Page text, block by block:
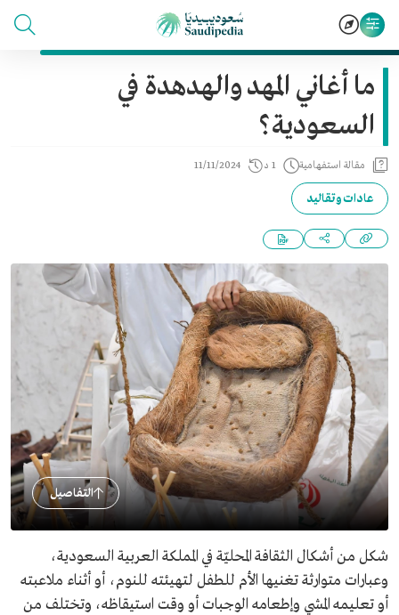
ما أغاني المهد والهدهدة في
السعودية؟
مقالة استفهامية 1 د 11/11/2024
عادات وتقاليد
التفاصيل
شكل من أشكال الثقافة المحليّة في المملكة العربية السعودية،
وعبارات متوارثة تغنيها الأم للطفل لتهيئته للنوم، أو أثناء ملاعبته
أو تعليمه المشي وإطعامه الوجبات أو وقت استيقاظه، وتختلف من